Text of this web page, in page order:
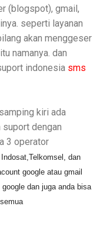
(blogspot), gmail,
seperti layanan
akan menggeser
namanya. dan
indonesia sms
kiri ada
dengan
3 operator
Indosat, Telkomsel, dan
google atau gmail
dan juga anda bisa